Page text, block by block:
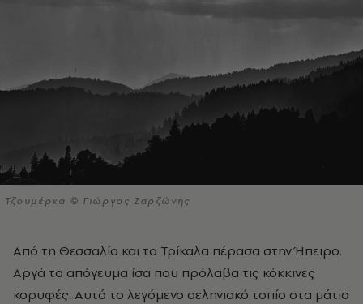
Τζουμέρκα © Γιώργος Ζαρζώνης
Από τη Θεσσαλία και τα Τρίκαλα πέρασα στην Ήπειρο.
Αργά το απόγευμα ίσα που πρόλαβα τις κόκκινες
κορυφές. Αυτό το λεγόμενο σεληνιακό τοπίο στα μάτια